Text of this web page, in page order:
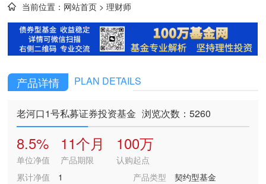
当前位置： 网站首页 >理财师
产品详情 PLAN DETAILS
老河口1号私募证券投资基金 浏览次数：5260
8.5%
单位净值
11个月
产品期限
100万
认购起点
累计净值
1 产品类型
契约型基金